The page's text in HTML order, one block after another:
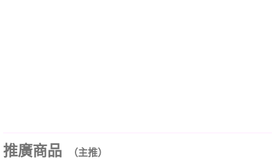
推廣商品 （主推）